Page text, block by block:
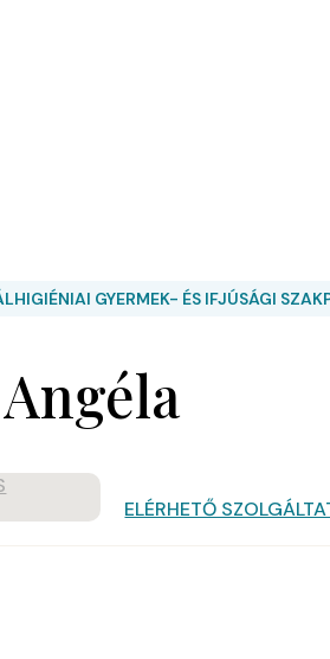
GYERMEK- ÉS IFJÚSÁGI
ELÉRHETŐ